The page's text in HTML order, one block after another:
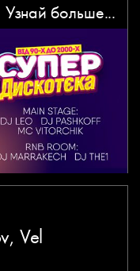
Узнай больше...
Vel